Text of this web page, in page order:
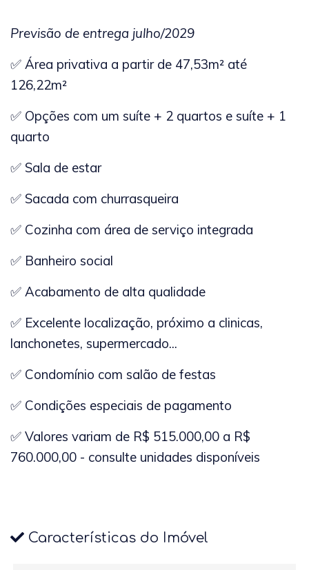
Previsão de entrega julho/2029
✅ Área privativa a partir de 47,53m² até
126,22m²
✅ Opções com um suíte + 2 quartos e suíte + 1
quarto
✅ Sala de estar
✅ Sacada com churrasqueira
✅ Cozinha com área de serviço integrada
✅ Banheiro social
✅ Acabamento de alta qualidade
✅ Excelente localização, próximo a clinicas,
lanchonetes, supermercado...
✅ Condomínio com salão de festas
✅ Condições especiais de pagamento
✅ Valores variam de R$ 515.000,00 a R$
760.000,00 - consulte unidades disponíveis
Características do Imóvel